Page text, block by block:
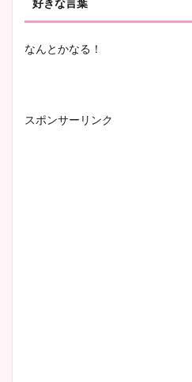
好きな言葉
なんとかなる！
スポンサーリンク